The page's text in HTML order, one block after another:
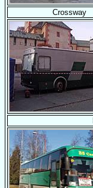
Crossway